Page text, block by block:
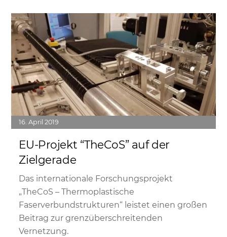
Link
16 April 2019
EU-Projekt “TheCoS” auf der
Zielgerade
Das internationale Forschungsprojekt
„TheCoS – Thermoplastische
Faserverbundstrukturen“ leistet einen großen
Beitrag zur grenzüberschreitenden
Vernetzung.